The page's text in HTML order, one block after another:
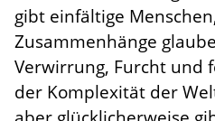
gibt einfältige
Zusammenhänge
Verwirrung, Furcht und
der Komplexität der